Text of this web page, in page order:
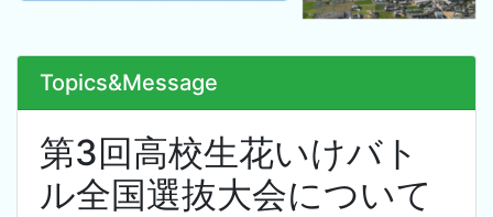
Topics&Message
第3回高校生花いけバト
ル全国選抜大会について